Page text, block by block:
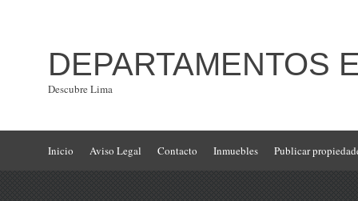
DEPARTAMENTOS
Descubre Lima
Inicio Aviso Legal Contacto Inmuebles Publicar